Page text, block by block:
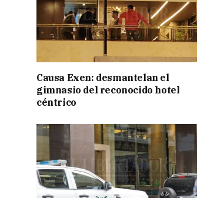
Causa Exen: desmantelan el
gimnasio del reconocido hotel
céntrico